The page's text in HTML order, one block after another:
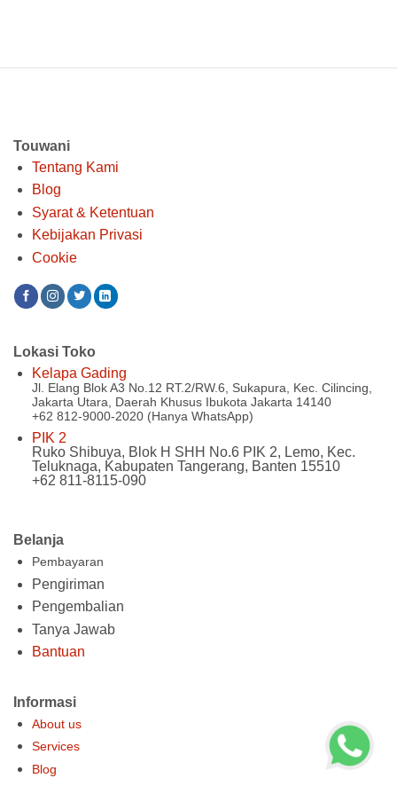
Touwani
Tentang Kami
Blog
Syarat & Ketentuan
Kebijakan Privasi
Cookie
Belanja
Pembayaran
Pengiriman
Pengembalian
Tanya Jawab
Bantuan
Informasi
About us
Services
Blog
Lokasi Toko
Kelapa Gading
Jl. Elang Blok A3 No.12 RT.2/RW.6, Sukapura, Kec. Cilincing,
Jakarta Utara, Daerah Khusus Ibukota Jakarta 14140
+62 812-9000-2020 (Hanya WhatsApp)
PIK 2
Ruko Shibuya, Blok H SHH No.6 PIK 2, Lemo, Kec.
Teluknaga, Kabupaten Tangerang, Banten 15510
+62 811-8115-090